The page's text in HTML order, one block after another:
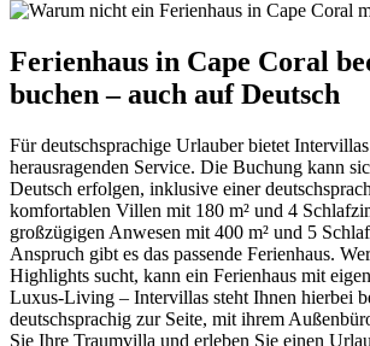
Ferienhaus in Cape Coral
buchen – auch auf Deutsch
Für deutschsprachige Urlauber bietet
herausragenden Service. Die Buchung kann
Deutsch erfolgen, inklusive einer
komfortablen Villen mit 180 m² und 4
großzügigen Anwesen mit 400 m² und 5
Anspruch gibt es das passende Ferienhaus.
Highlights sucht, kann ein Ferienhaus mit
Luxus-Living – Intervillas steht Ihnen hierbei
deutschsprachig zur Seite, mit ihrem
Sie Ihre Traumvilla und erleben Sie einen